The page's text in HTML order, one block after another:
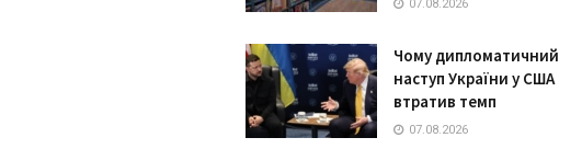
07.08.2026
Чому дипломатичний
наступ України у США
втратив темп
07.08.2026